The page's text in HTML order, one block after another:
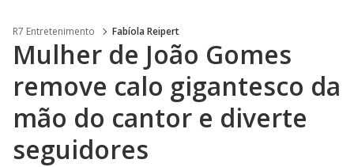
R7 Entretenimento Fabíola Reipert
Mulher de João Gomes
remove calo gigantesco da
mão do cantor e diverte
seguidores